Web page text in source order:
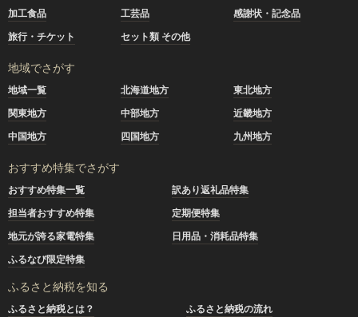
加工食品
工芸品
感謝状・記念品
旅行・チケット
セット類 その他
地域でさがす
地域一覧 北海道地方
東北地方
関東地方
中部地方
近畿地方
中国地方
四国地方 九州地方
おすすめ特集でさがす
おすすめ特集一覧
訳あり返礼品特集
担当者おすすめ特集
定期便特集
地元が誇る家電特集
日用品・消耗品特集
ふるなび限定特集
ふるさと納税を知る
ふるさと納税とは？
ふるさと納税の流れ